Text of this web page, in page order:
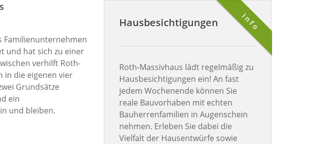
Info
Hausbesichtigungen
Roth-Massivhaus lädt regelmäßig zu
Hausbesichtigungen ein! An fast
jedem Wochenende können Sie
reale Bauvorhaben mit echten
Bauherrenfamilien in Augenschein
nehmen. Erleben Sie dabei die
Vielfalt der Hausentwürfe sowie
Familienunternehmen
und hat sich zu einer
verhilft Roth-
in die eigenen vier
Grundsätze
ein
und bleiben.